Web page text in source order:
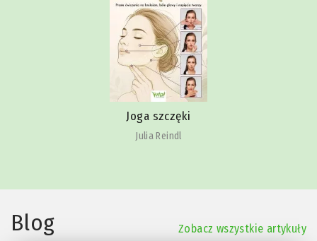
Joga szczęki
Julia Reindl
Blog Zobacz wszystkie artykuły